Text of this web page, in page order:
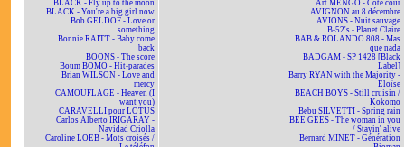
BLACK - Fly up to the moon
BLACK - You're a big girl now
Bob GELDOF - Love or
something
Bonnie RAITT - Baby come
back
BOONS - The score
Boum BOMO - Hit-parades
Brian WILSON - Love and
mercy
CAMOUFLAGE - Heaven (I
want you)
CARAVELLI pour LOTUS
Carlos Alberto IRIGARAY -
Navidad Criolla
Caroline LOEB - Mots croisés /
Art MENGO - Côté cour
AVIGNON au 8 décembre
AVIONS - Nuit sauvage
B-52's - Planet Claire
BAB & ROLANDO 808 - Mas
que nada
BADGAM - SP 1428 [Black
Label]
Barry RYAN with the Majority -
Eloïse
BEACH BOYS - Still cruisin /
Kokomo
Bebu SILVETTI - Spring rain
BEE GEES - The woman in you
/ Stayin' alive
Bernard MINET - Génération